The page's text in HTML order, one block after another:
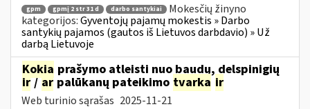
gpm gpmį 2 str 31 d darbo santykiai
Mokesčių žinyno
kategorijos:Gyventojų pajamų mokestis » Darbo
santykių pajamos (gautos iš Lietuvos darbdavio) » Už
darbą Lietuvoje
Kokia prašymo atleisti nuo baudų, delspinigių
ir/ar palūkanų pateikimo tvarka ir
Web turinio sąrašas 2025-11-21